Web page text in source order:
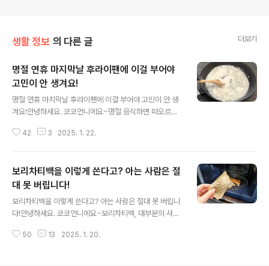
생활 정보 의 다른 글 더보기
명절 연휴 마지막날 후라이팬에 이걸 부어야
고민이 안 생겨요!
명절 연휴 마지막날 후라이팬에 이걸 부어야 고민이 안 생
겨요!안녕하세요. 코코언니에요~명절 음식하면 떠오르는
고 하다보면 자연스럽게 기름때가 쌓여요. 명절 설거
거지를 해도 끈적임이 남아 고민인데요. 명절 지내고 후라
이팬에 이걸 해보세요. 눌어붙은 기름때가 감쪽같이 사라
질 거예요^^ 기름때가 쌓이고 또 쌓이면 주방세제로 닦아
도 끈적임이 남죠. 후라이팬 가장자리는 유독 끈적임이
많이 남는 것 같아요. 이 기름때는 어지간한 수세미로는
답도 없고 거친 수세미로 닦으면 기름때와 함께 코팅도 같
42 3 2025. 1. 22.
보리차티백을 이렇게 쓴다고? 아는 사람은 절
대 못 버립니다!
보리차티백을 이렇게 쓴다고? 아는 사람은 절대 못 버립니
다!안녕하세요. 코코언니에요~보리차티백, 대부분의 사람
티백은 단순히 차를 마시는 용도를 넘어 집안 곳곳에서 유
50 13 2025. 1. 20.